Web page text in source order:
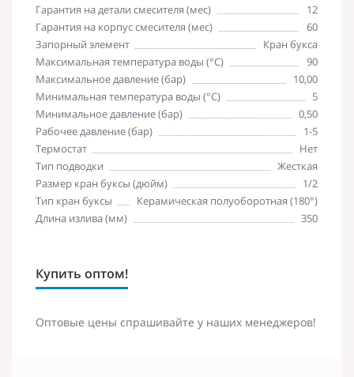
Гарантия на детали смесителя (мес)
12
Гарантия на корпус смесителя (мес)
60
Запорный элемент
Кран букса
Максимальная температура воды (°C)
90
Максимальное давление (бар)
10,00
Минимальная температура воды (°C)
5
Минимальное давление (бар)
0,50
Рабочее давление (бар)
1-5
Термостат
Нет
Тип подводки
Жесткая
Размер кран буксы (дюйм)
1/2
Тип кран буксы
Керамическая полуоборотная (180°)
Длина излива (мм)
350
Купить оптом!
Оптовые цены спрашивайте у наших менеджеров!